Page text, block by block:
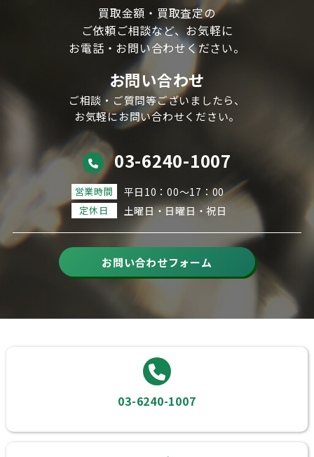
買取金額・買取査定の
ご依頼ご相談など、お気軽に
お電話・お問い合わせください。
お問い合わせ
ご相談・ご質問等ございましたら、
お気軽にお問い合わせください。
03-6240-1007
営業時間 平日10：00～17：00
定休日 土曜日・日曜日・祝日
お問い合わせフォーム
03-6240-1007